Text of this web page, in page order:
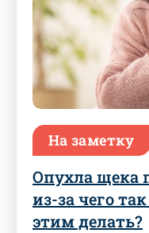
На заметку
Опухла щека
из-за чего
этим делать?